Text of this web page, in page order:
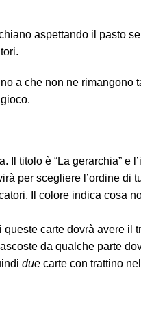
aspettando il pasto
a che non ne rimangono
titolo è “La gerarchia”
per scegliere l’ordine di
Il colore indica cosa
queste carte dovrà avere il
da qualche parte
due carte con trattino